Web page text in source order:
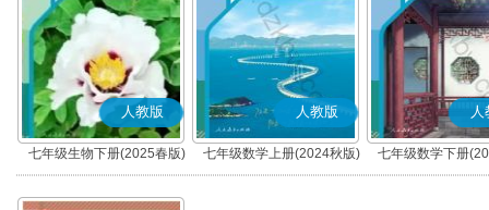
人教版
七年级生物下册(2025春版)
人教版
七年级数学上册(2024秋版)
人
七年级数学下册